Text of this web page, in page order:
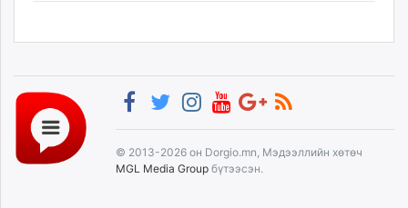
© 2013-2026 он Dorgio.mn, Мэдээллийн хөтөч
MGL Media Group бүтээсэн.